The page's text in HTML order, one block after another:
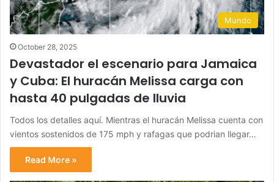
Mundo
October 28, 2025
Devastador el escenario para Jamaica
y Cuba: El huracán Melissa carga con
hasta 40 pulgadas de lluvia
Todos los detalles aquí. Mientras el huracán Melissa cuenta con
vientos sostenidos de 175 mph y rafagas que podrian llegar…
Read More »